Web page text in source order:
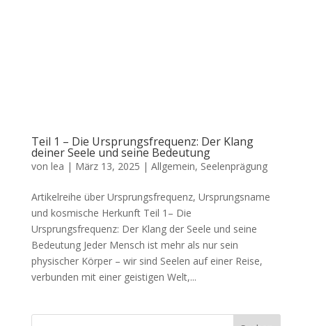
Teil 1 – Die Ursprungsfrequenz: Der Klang
deiner Seele und seine Bedeutung
von lea | März 13, 2025 | Allgemein, Seelenprägung
Artikelreihe über Ursprungsfrequenz, Ursprungsname
und kosmische Herkunft Teil 1– Die
Ursprungsfrequenz: Der Klang der Seele und seine
Bedeutung Jeder Mensch ist mehr als nur sein
physischer Körper – wir sind Seelen auf einer Reise,
verbunden mit einer geistigen Welt,...